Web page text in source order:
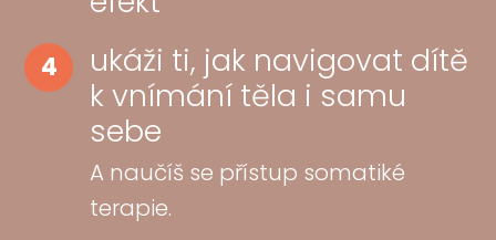
4
ukáži ti, jak navigovat dítě
k vnímání těla i samu
sebe
A naučíš se přístup somatiké
terapie.